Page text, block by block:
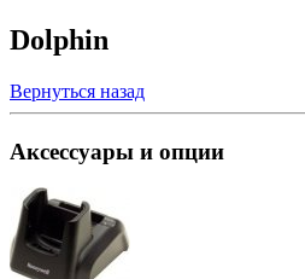
Dolphin
Вернуться назад
Аксессуары и опции